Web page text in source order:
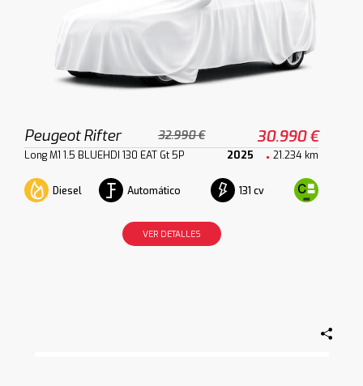
Peugeot Rifter 32.990 € 30.990 €
Long M1 1.5 BLUEHDI 130 EAT Gt 5P 2025 21.234 km
Diesel Automático 131 cv
VER DETALLES